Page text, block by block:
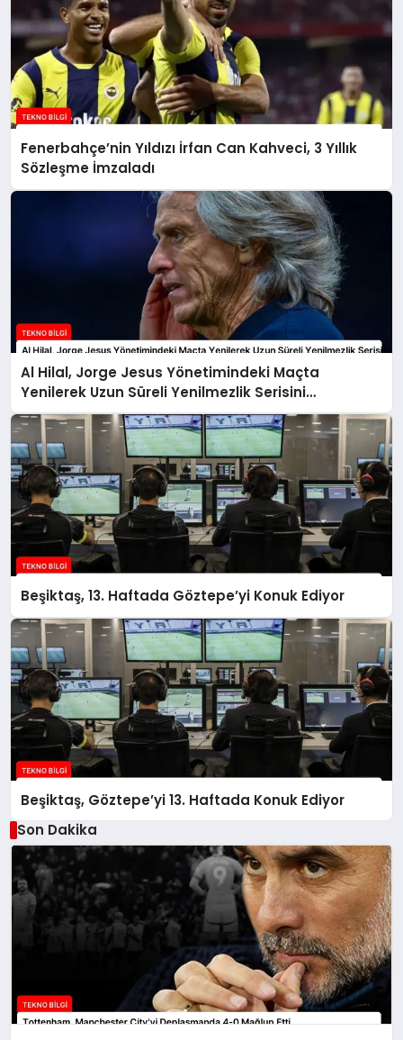
Fenerbahçe’nin Yıldızı İrfan Can Kahveci, 3 Yıllık
Sözleşme İmzaladı
Al Hilal, Jorge Jesus Yönetimindeki Maçta
Yenilerek Uzun Süreli Yenilmezlik Serisini
Sonlandırdı
Beşiktaş, 13. Haftada Göztepe’yi Konuk Ediyor
Beşiktaş, Göztepe’yi 13. Haftada Konuk Ediyor
Son Dakika